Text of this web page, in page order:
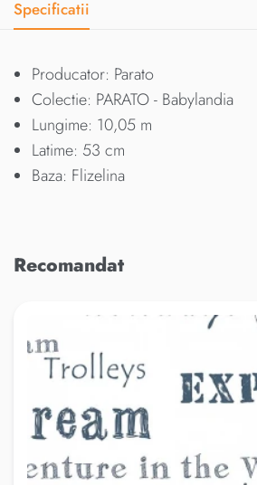
Specificatii
Producator: Parato
Colectie: PARATO - Babylandia
Lungime: 10,05 m
Latime: 53 cm
Baza: Flizelina
Recomandat